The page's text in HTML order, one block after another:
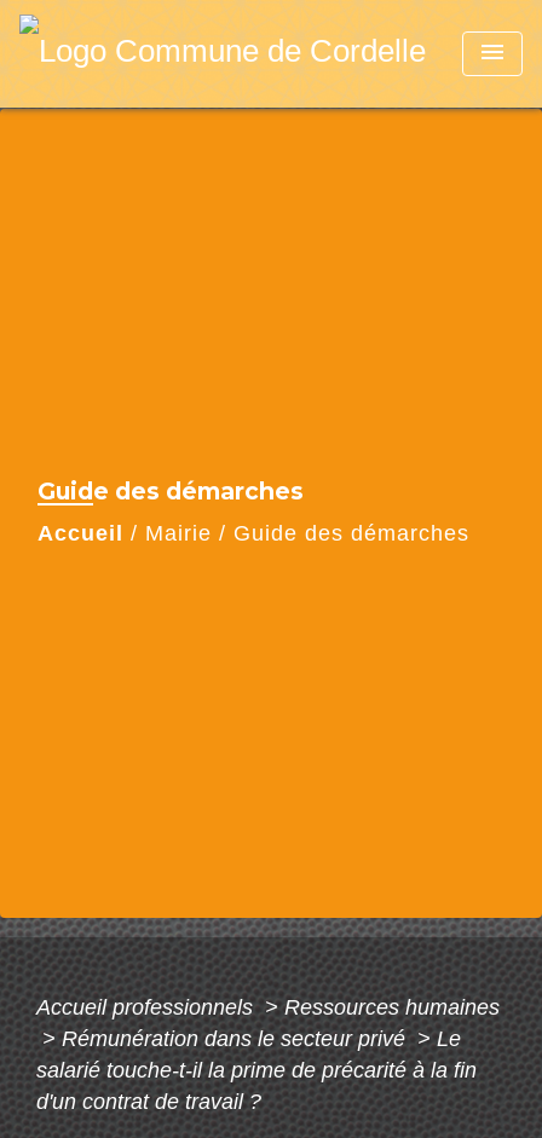
menu
Guide des démarches
Accueil / Mairie / Guide des démarches
Accueil professionnels> Ressources humaines
> Rémunération dans le secteur privé> Le
salarié touche-t-il la prime de précarité à la fin
d'un contrat de travail ?